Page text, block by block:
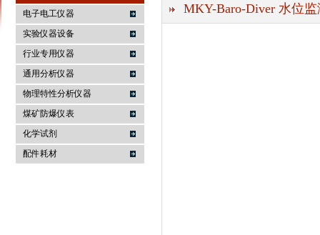
麦科仪（北京）科技有限公司
电子电工仪器
实验仪器设备
行业专用仪器
通用分析仪器
物理特性分析仪器
煤矿防爆仪表
化学试剂
配件耗材
MKY-Baro-Diver 水位